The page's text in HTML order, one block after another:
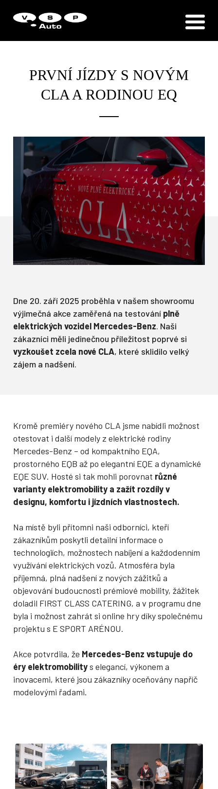
PRVNÍ JÍZDY S NOVÝM
CLA A RODINOU EQ
Dne 20. září 2025 proběhla v našem showroomu
výjimečná akce zaměřená na testování plně
elektrických vozidel Mercedes-Benz. Naši
zákazníci měli jedinečnou příležitost poprvé si
vyzkoušet zcela nové CLA, které sklidilo velký
zájem a nadšení.
Kromě premiéry nového CLA jsme nabídli možnost
otestovat i další modely z elektrické rodiny
Mercedes-Benz – od kompaktního EQA,
prostorného EQB až po elegantní EQE a dynamické
EQE SUV. Hosté si tak mohli porovnat různé
varianty elektromobility a zažít rozdíly v
designu, komfortu i jízdních vlastnostech.
Na místě byli přítomni naši odborníci, kteří
zákazníkům poskytli detailní informace o
technologiích, možnostech nabíjení a každodenním
využívání elektrických vozů. Atmosféra byla
příjemná, plná nadšení z nových zážitků a
objevování budoucnosti prémiové mobility, žážitek
doladil FIRST CLASS CATERING, a v programu dne
byla i možnost zahrát si online hry díky společnému
projektu s E SPORT ARÉNOU.
Akce potvrdila, že Mercedes-Benz vstupuje do
éry elektromobilitys elegancí, výkonem a
inovacemi, které jsou zákazníky oceňovány napříč
modelovými řadami.
Zákaznická podpora
Vítejte u VSP Auto s.r.o.